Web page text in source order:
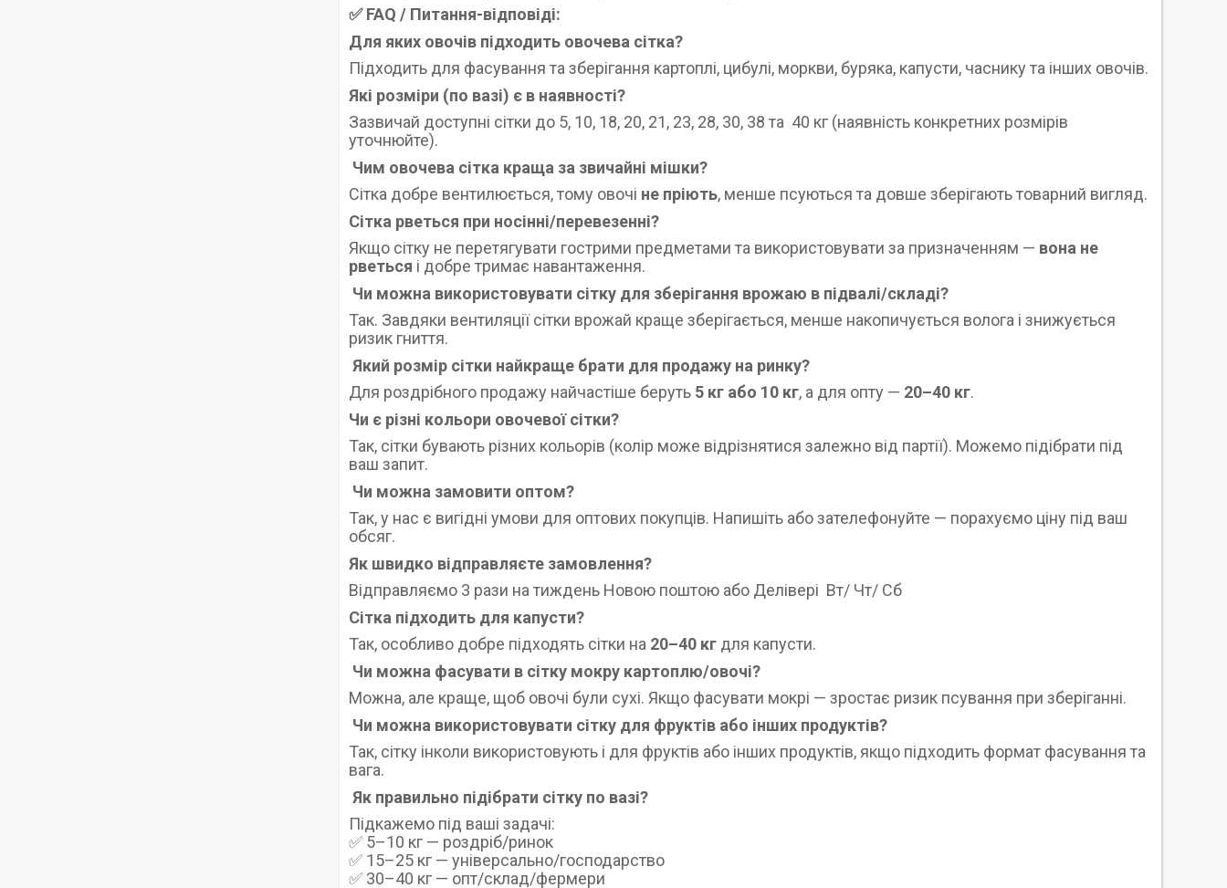
✅ FAQ / Питання-відповіді:
Для яких овочів підходить овочева сітка?
Підходить для фасування та зберігання картоплі, цибулі, моркви, буряка, капусти, часнику та інших овочів.
Які розміри (по вазі) є в наявності?
Зазвичай доступні сітки до 5, 10, 18, 20, 21, 23, 28, 30, 38 та 40 кг (наявність конкретних розмірів
уточнюйте).
Чим овочева сітка краща за звичайні мішки?
Сітка добре вентилюється, тому овочі не пріють, менше псуються та довше зберігають товарний вигляд.
Сітка рветься при носінні/перевезенні?
Якщо сітку не перетягувати гострими предметами та використовувати за призначенням — вона не
рветься і добре тримає навантаження.
Чи можна використовувати сітку для зберігання врожаю в підвалі/складі?
Так. Завдяки вентиляції сітки врожай краще зберігається, менше накопичується волога і знижується
ризик гниття.
Який розмір сітки найкраще брати для продажу на ринку?
Для роздрібного продажу найчастіше беруть 5 кг або 10 кг, а для опту — 20–40 кг.
Чи є різні кольори овочевої сітки?
Так, сітки бувають різних кольорів (колір може відрізнятися залежно від партії). Можемо підібрати під
ваш запит.
Чи можна замовити оптом?
Так, у нас є вигідні умови для оптових покупців. Напишіть або зателефонуйте — порахуємо ціну під ваш
обсяг.
Як швидко відправляєте замовлення?
Відправляємо 3 рази на тиждень Новою поштою або Делівері Вт/ Чт/ Сб
Сітка підходить для капусти?
Так, особливо добре підходять сітки на 20–40 кг для капусти.
Чи можна фасувати в сітку мокру картоплю/овочі?
Можна, але краще, щоб овочі були сухі. Якщо фасувати мокрі — зростає ризик псування при зберіганні.
Чи можна використовувати сітку для фруктів або інших продуктів?
Так, сітку інколи використовують і для фруктів або інших продуктів, якщо підходить формат фасування та
вага.
Як правильно підібрати сітку по вазі?
Підкажемо під ваші задачі:
✅ 5–10 кг — роздріб/ринок
✅ 15–25 кг — універсально/господарство
✅ 30–40 кг — опт/склад/фермери